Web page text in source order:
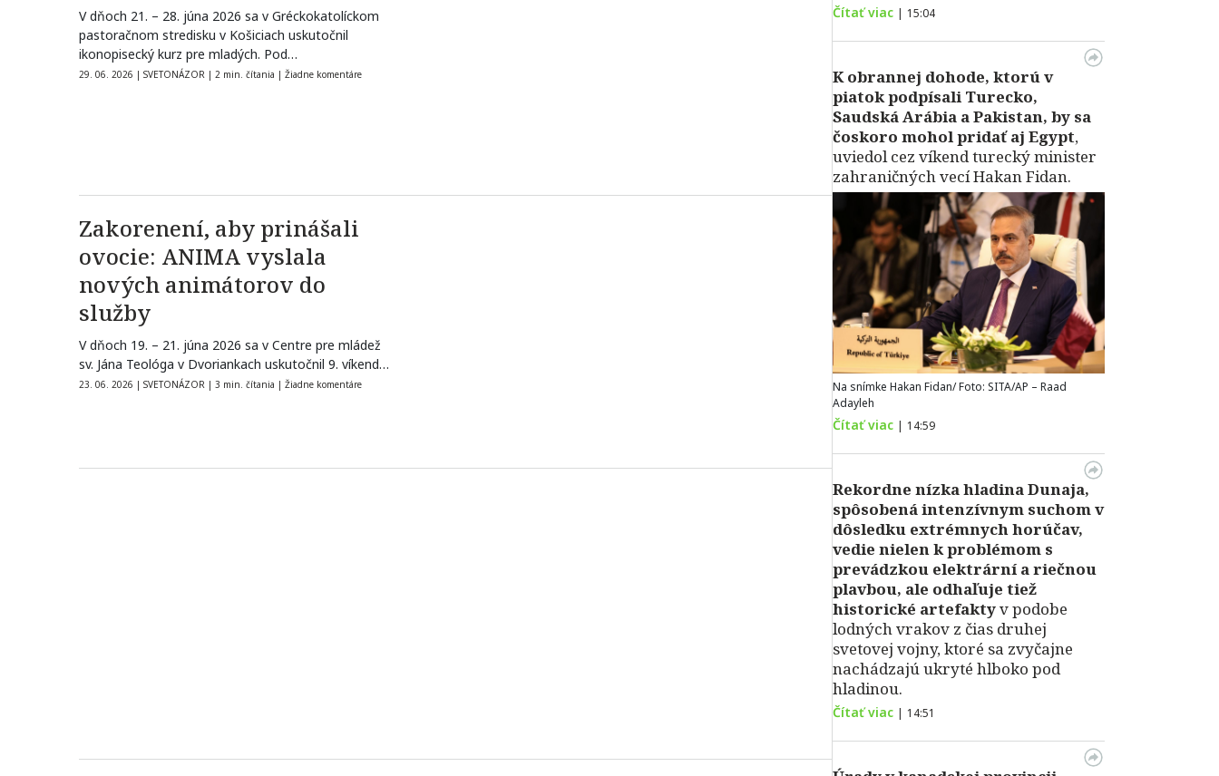
V dňoch 21. – 28. júna 2026 sa v Gréckokatolíckom
pastoračnom stredisku v Košiciach uskutočnil
ikonopisecký kurz pre mladých. Pod…
29. 06. 2026 | SVETONÁZOR | 2 min. čítania | Žiadne komentáre
Zakorenení, aby prinášali
ovocie: ANIMA vyslala
nových animátorov do
služby
V dňoch 19. – 21. júna 2026 sa v Centre pre mládež
sv. Jána Teológa v Dvoriankach uskutočnil 9. víkend…
23. 06. 2026 | SVETONÁZOR | 3 min. čítania | Žiadne komentáre
Čítať viac | 15:04
K obrannej dohode, ktorú v
piatok podpísali Turecko,
Saudská Arábia a Pakistan, by sa
čoskoro mohol pridať aj Egypt,
uviedol cez víkend turecký minister
zahraničných vecí Hakan Fidan.
Na snímke Hakan Fidan/ Foto: SITA/AP – Raad
Adayleh
Čítať viac | 14:59
Rekordne nízka hladina Dunaja,
spôsobená intenzívnym suchom v
dôsledku extrémnych horúčav,
vedie nielen k problémom s
prevádzkou elektrární a riečnou
plavbou, ale odhaľuje tiež
historické artefaktyv podobe
lodných vrakov z čias druhej
svetovej vojny, ktoré sa zvyčajne
nachádzajú ukryté hlboko pod
hladinou.
Čítať viac | 14:51